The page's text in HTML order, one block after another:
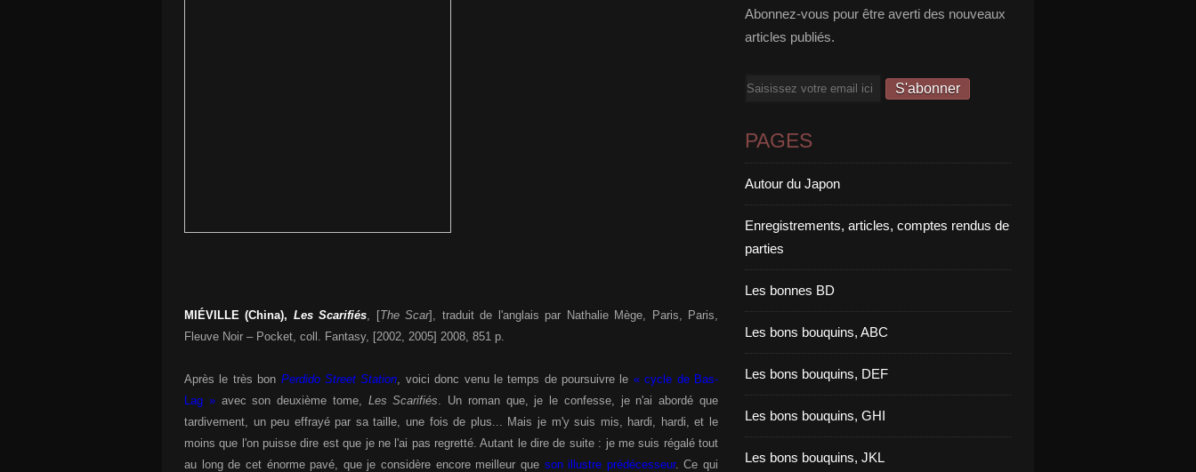
MIÉVILLE (China), Les Scarifiés, [The Scar], traduit de l'anglais par Nathalie Mège, Paris, Paris,
Fleuve Noir – Pocket, coll. Fantasy, [2002, 2005] 2008, 851 p.
Après le très bon Perdido Street Station, voici donc venu le temps de poursuivre le « cycle de Bas-
Lag »avec son deuxième tome, Les Scarifiés. Un roman que, je le confesse, je n'ai abordé que
tardivement, un peu effrayé par sa taille, une fois de plus... Mais je m'y suis mis, hardi, hardi, et le
moins que l'on puisse dire est que je ne l'ai pas regretté. Autant le dire de suite : je me suis régalé tout
au long de cet énorme pavé, que je considère encore meilleur que son illustre prédécesseur. Ce qui
Abonnez-vous pour être averti des nouveaux
articles publiés.
Email
PAGES
Autour du Japon
Enregistrements, articles, comptes rendus de
parties
Les bonnes BD
Les bons bouquins, ABC
Les bons bouquins, DEF
Les bons bouquins, GHI
Les bons bouquins, JKL